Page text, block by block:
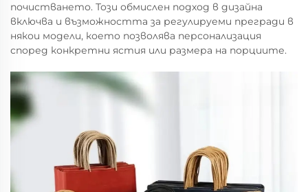
почистването. Този обмислен подход в дизайна
включва и възможността за регулируеми прегради в
някои модели, което позволява персонализация
според конкретни ястия или размера на порциите.